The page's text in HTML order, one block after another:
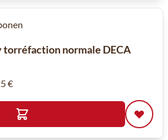
torréfaction normale DECA
€